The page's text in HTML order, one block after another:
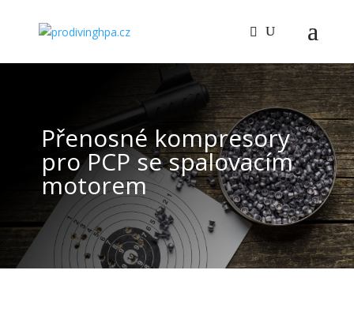
Přenosné kompresory
pro PCP se spalovacím
motorem